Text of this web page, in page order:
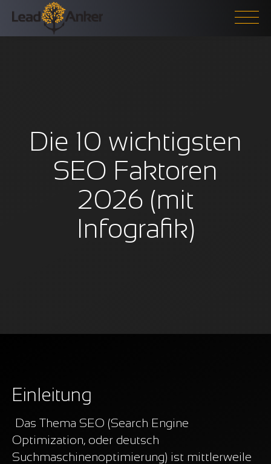
Die 10 wichtigsten
SEO Faktoren
2026 (mit
Infografik)
Einleitung
Das Thema SEO (Search Engine
Optimization, oder deutsch
Suchmaschinenoptimierung) ist mittlerweile